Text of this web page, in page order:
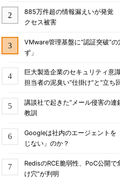
885万件超の情報漏えいが発覚
クセス被害
VMware管理基盤に“認証突破”
ず」
巨大製造企業のセキュリティ意
担当者の泥臭い“仕掛け”と“立ち
講談社で起きた“メール侵害の
教訓
Googleは社内のエージェント
じない」のか？
RedisのRCE脆弱性、PoC公開
け穴”が判明